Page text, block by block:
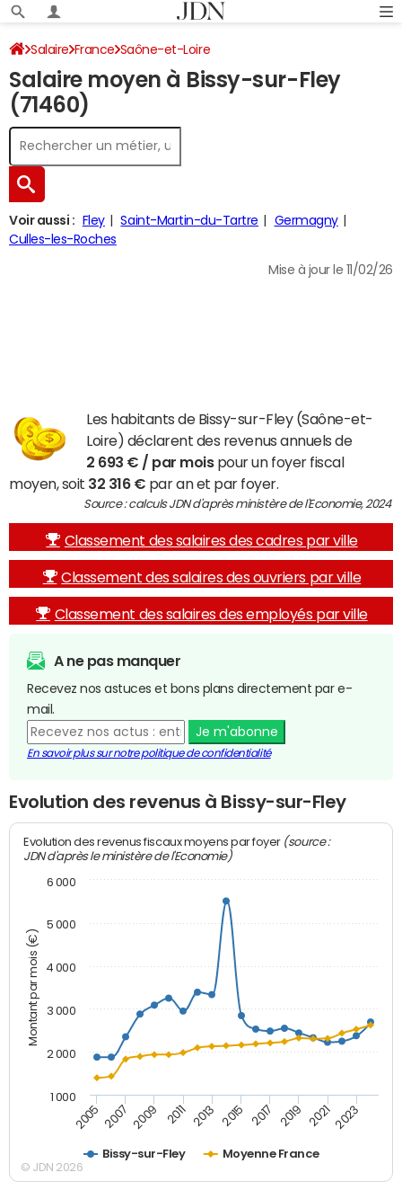
Salaire France Saône-et-Loire
Salaire moyen à Bissy-sur-Fley
(71460)
Voir aussi : Fley Saint-Martin-du-Tartre
Germagny
Culles-les-Roches
Mise à jour le 11/02/26
Les habitants de Bissy-sur-Fley (Saône-et-
Loire) déclarent des revenus annuels de
2 693 € / par moispour un foyer fiscal
moyen, soit 32 316 € par an et par foyer.
Source : calculs JDN d'après ministère de l'Economie, 2024
Classement des salaires des cadres par ville
Classement des salaires des ouvriers par ville
Classement des salaires des employés par ville
A ne pas manquer
Recevez nos astuces et bons plans directement par e-
mail.
Je m'abonne
En savoir plus sur notre politique de confidentialité
Evolution des revenus à Bissy-sur-Fley
Montant par mois (€)
Evolution des revenus fiscaux moyens par foyer (source :
JDN d'après le ministère de l'Economie)
Bissy-sur-Fley Moyenne France
2005 2007 2009 2011 2013 2015 2017 2019 2021 2023
1 000
2 000
3 000
4 000
5 000
6 000
© JDN 2026